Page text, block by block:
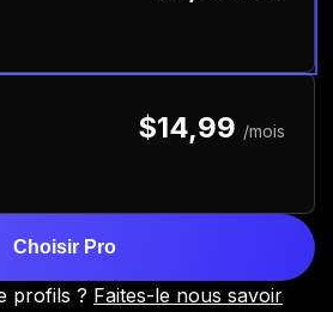
$14,99 /mois
Choisir Pro
profils ? Faites-le nous savoir